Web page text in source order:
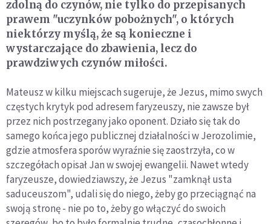
zdolną do czynów, nie tylko do przepisanych
prawem "uczynków pobożnych", o których
niektórzy myślą, że są konieczne i
wystarczające do zbawienia, lecz do
prawdziwych czynów miłości.
Mateusz w kilku miejscach sugeruje, że Jezus, mimo swych
częstych krytyk pod adresem faryzeuszy, nie zawsze był
przez nich postrzegany jako oponent. Działo się tak do
samego końca jego publicznej działalności w Jerozolimie,
gdzie atmosfera sporów wyraźnie się zaostrzyła, co w
szczegółach opisał Jan w swojej ewangelii. Nawet wtedy
faryzeusze, dowiedziawszy, że Jezus "zamknął usta
saduceuszom", udali się do niego, żeby go przeciągnąć na
swoją stronę - nie po to, żeby go włączyć do swoich